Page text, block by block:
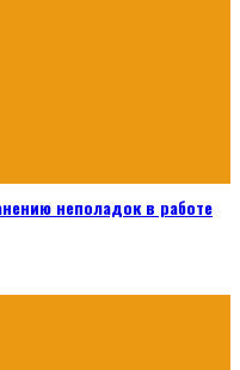
неполадок в работе